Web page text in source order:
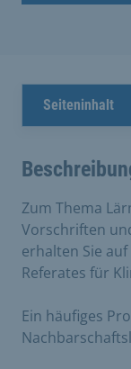
Seiteninhalt
Zum Thema
Vorschriften
erhalten Sie
Referates für
Ein häufiges